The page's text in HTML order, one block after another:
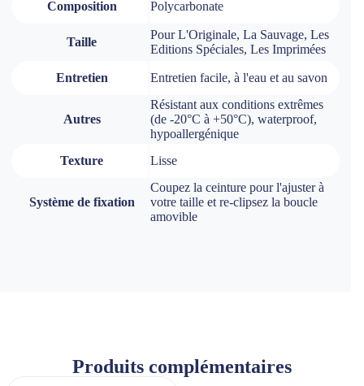
Composition Polycarbonate
Taille
Pour L'Originale, La Sauvage, Les
Editions Spéciales, Les Imprimées
Entretien Entretien facile, à l'eau et au savon
Autres
Résistant aux conditions extrêmes
(de -20°C à +50°C), waterproof,
hypoallergénique
Texture
Lisse
Système de fixation
Coupez la ceinture pour l'ajuster à
votre taille et re-clipsez la boucle
amovible
Produits complémentaires